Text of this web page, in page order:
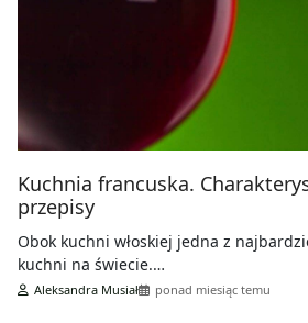
Kuchnia francuska.
przepisy
Obok kuchni włoskiej jedna z
kuchni na świecie.…
Aleksandra Musiał ponad miesiąc temu